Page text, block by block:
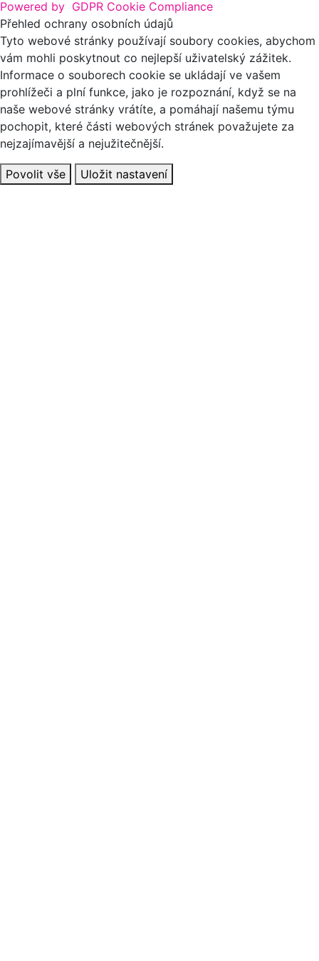
Powered by GDPR Cookie Compliance
Přehled ochrany osobních údajů
Tyto webové stránky používají soubory cookies, abychom
vám mohli poskytnout co nejlepší uživatelský zážitek.
Informace o souborech cookie se ukládají ve vašem
prohlížeči a plní funkce, jako je rozpoznání, když se na
naše webové stránky vrátíte, a pomáhají našemu týmu
pochopit, které části webových stránek považujete za
nejzajímavější a nejužitečnější.
Povolit vše Uložit nastavení